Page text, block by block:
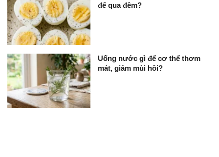
để qua đêm?
Uống nước gì để cơ thể thơm
mát, giảm mùi hôi?